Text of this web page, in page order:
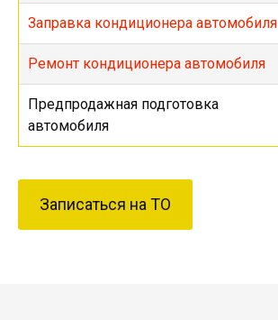
Заправка кондиционера автомобиля
Ремонт кондиционера автомобиля
Предпродажная подготовка
автомобиля
Записаться на ТО